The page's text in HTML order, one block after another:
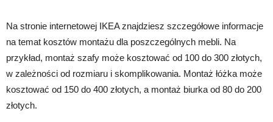
Na stronie internetowej IKEA znajdziesz szczegółowe informacje
na temat kosztów montażu dla poszczególnych mebli. Na
przykład, montaż szafy może kosztować od 100 do 300 złotych,
w zależności od rozmiaru i skomplikowania. Montaż łóżka może
kosztować od 150 do 400 złotych, a montaż biurka od 80 do 200
złotych.